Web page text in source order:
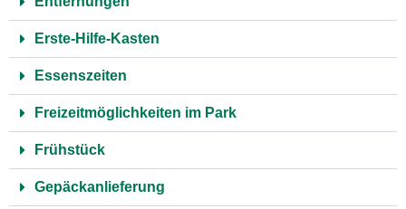
Erste-Hilfe-Kasten
Essenszeiten
Freizeitmöglichkeiten im Park
Frühstück
Gepäckanlieferung